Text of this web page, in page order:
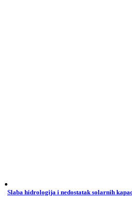
Slaba hidrologija i nedostatak solarnih